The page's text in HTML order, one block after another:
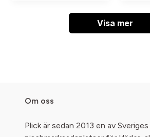
Visa mer
Om oss
Plick är sedan 2013 en av